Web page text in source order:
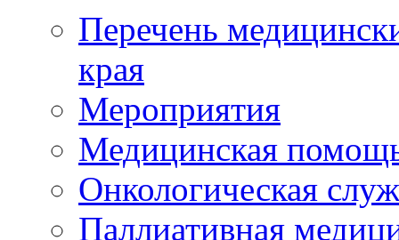
Перечень
края
Мероприятия
Медицинская
Онкологическая
Паллиативная